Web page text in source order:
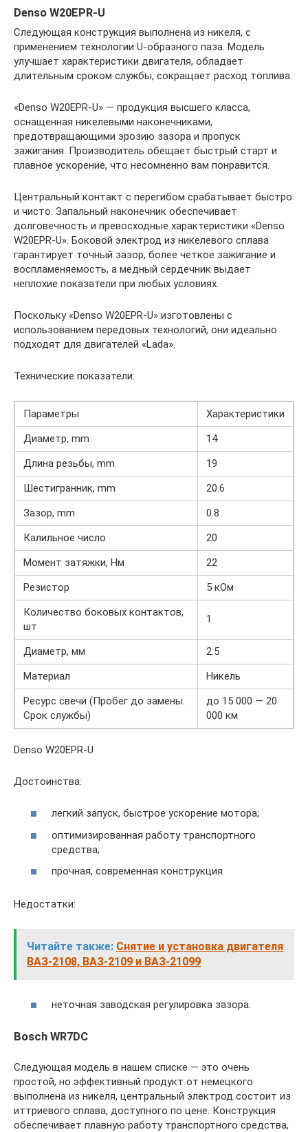
Denso W20EPR-U
Следующая конструкция выполнена из никеля, с
применением технологии U-образного паза. Модель
улучшает характеристики двигателя, обладает
длительным сроком службы, сокращает расход топлива.
«Denso W20EPR-U» — продукция высшего класса,
оснащенная никелевыми наконечниками,
предотвращающими эрозию зазора и пропуск
зажигания. Производитель обещает быстрый старт и
плавное ускорение, что несомненно вам понравится.
Центральный контакт с перегибом срабатывает быстро
и чисто. Запальный наконечник обеспечивает
долговечность и превосходные характеристики «Denso
W20EPR-U». Боковой электрод из никелевого сплава
гарантирует точный зазор, более четкое зажигание и
воспламеняемость, а медный сердечник выдает
неплохие показатели при любых условиях.
Поскольку «Denso W20EPR-U» изготовлены с
использованием передовых технологий, они идеально
подходят для двигателей «Lada».
Технические показатели:
Параметры
Характеристики
Диаметр, mm
14
Длина резьбы, mm
19
Шестигранник, mm
20.6
Зазор, mm
0.8
Калильное число
20
Момент затяжки, Нм
22
Резистор
5 кОм
Количество боковых контактов,
шт
1
Диаметр, мм
2.5
Материал
Никель
Ресурс свечи (Пробег до замены.
Срок службы)
до 15 000 — 20
000 км
Denso W20EPR-U
Достоинства:
легкий запуск, быстрое ускорение мотора;
оптимизированная работу транспортного
средства;
прочная, современная конструкция.
Недостатки:
Читайте также: Снятие и установка двигателя
ВАЗ-2108, ВАЗ-2109 и ВАЗ-21099
неточная заводская регулировка зазора.
Bosch WR7DC
Следующая модель в нашем списке — это очень
простой, но эффективный продукт от немецкого
выполнена из никеля, центральный электрод состоит из
иттриевого сплава, доступного по цене. Конструкция
обеспечивает плавную работу транспортного средства,